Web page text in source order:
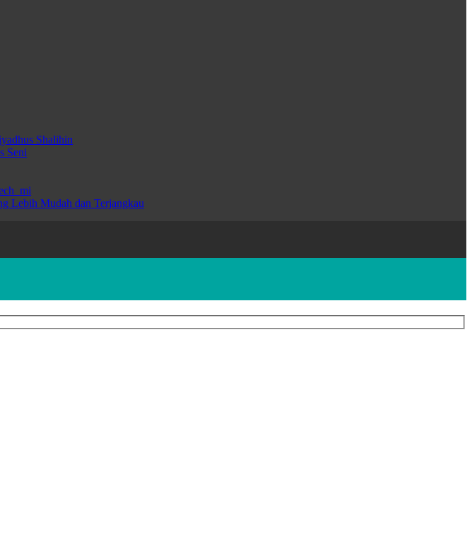
Shalihin
Seni
Lebih Mudah dan Terjangkau